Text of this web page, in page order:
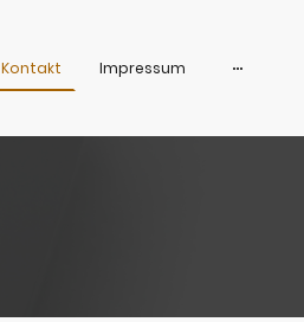
Kontakt Impressum